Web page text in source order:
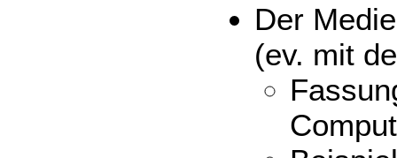
Der
(ev. mit